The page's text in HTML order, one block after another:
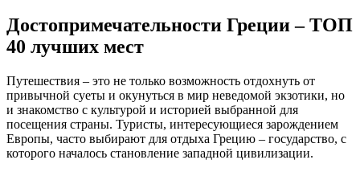
Достопримечательности Греции – ТОП
40 лучших мест
Путешествия – это не только возможность отдохнуть от
привычной суеты и окунуться в мир неведомой экзотики, но
и знакомство с культурой и историей выбранной для
посещения страны. Туристы, интересующиеся зарождением
Европы, часто выбирают для отдыха Грецию – государство, с
которого началось становление западной цивилизации.